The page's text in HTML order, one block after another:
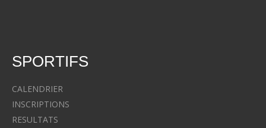
SPORTIFS
CALENDRIER
INSCRIPTIONS
RESULTATS